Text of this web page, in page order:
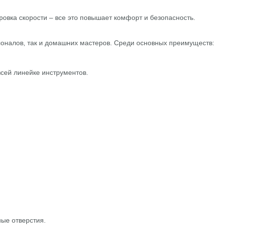
скорости – все это повышает комфорт и безопасность.
так и домашних мастеров. Среди основных преимуществ:
линейке инструментов.
отверстия.